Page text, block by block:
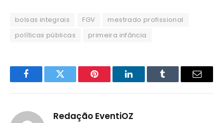
bolsas integrais FGV
mestrado profissional
políticas públicas
primeira infância
FacebookTwitter Pinterest LinkedInTumblr Email
Redação EventiOZ